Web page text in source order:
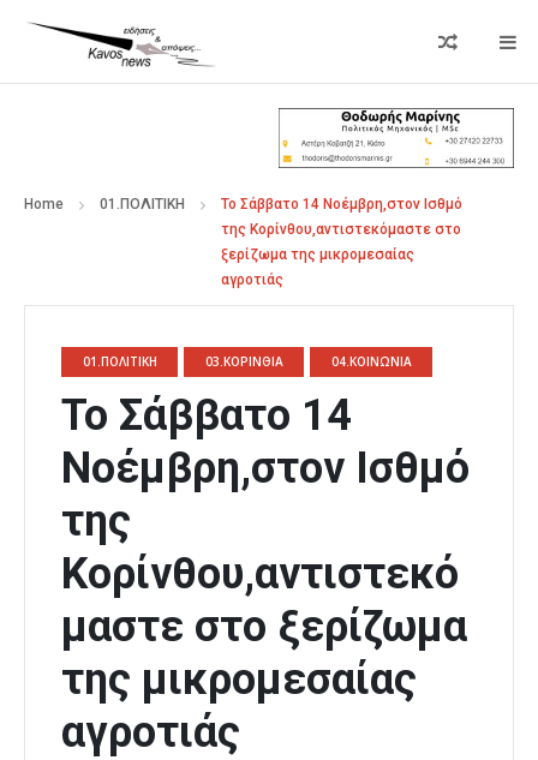
Home 01.ΠΟΛΙΤΙΚΗ
Το Σάββατο 14 Νοέμβρη,στον Ισθμό
της Κορίνθου,αντιστεκόμαστε στο
ξερίζωμα της μικρομεσαίας
αγροτιάς
01.ΠΟΛΙΤΙΚΗ 03.ΚΟΡΙΝΘΙΑ 04.ΚΟΙΝΩΝΙΑ
Το Σάββατο 14
Νοέμβρη,στον Ισθμό
της
Κορίνθου,αντιστεκό
μαστε στο ξερίζωμα
της μικρομεσαίας
αγροτιάς